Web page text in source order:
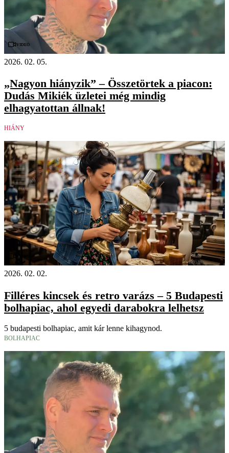
Videó
2026. 02. 05.
„Nagyon hiányzik” – Összetörtek a piacon:
Dudás Mikiék üzletei még mindig
elhagyatottan állnak!
HIÁNY
Videó
2026. 02. 02.
Filléres kincsek és retro varázs – 5 Budapesti
bolhapiac, ahol egyedi darabokra lelhetsz
5 budapesti bolhapiac, amit kár lenne kihagynod.
BOLHAPIAC